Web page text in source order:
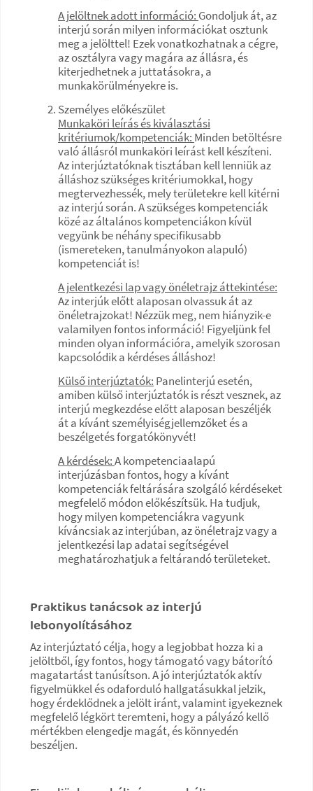
A jelöltnek adott információ: Gondoljuk át, az
interjú során milyen információkat osztunk
meg a jelölttel! Ezek vonatkozhatnak a cégre,
az osztályra vagy magára az állásra, és
kiterjedhetnek a juttatásokra, a
munkakörülményekre is.
Személyes előkészület
Munkaköri leírás és kiválasztási
kritériumok/kompetenciák: Minden betöltésre
való állásról munkaköri leírást kell készíteni.
Az interjúztatóknak tisztában kell lenniük az
álláshoz szükséges kritériumokkal, hogy
megtervezhessék, mely területekre kell kitérni
az interjú során. A szükséges kompetenciák
közé az általános kompetenciákon kívül
vegyünk be néhány specifikusabb
(ismereteken, tanulmányokon alapuló)
kompetenciát is!
A jelentkezési lap vagy önéletrajz áttekintése:
Az interjúk előtt alaposan olvassuk át az
önéletrajzokat! Nézzük meg, nem hiányzik-e
valamilyen fontos információ! Figyeljünk fel
minden olyan információra, amelyik szorosan
kapcsolódik a kérdéses álláshoz!
Külső interjúztatók: Panelinterjú esetén,
amiben külső interjúztatók is részt vesznek, az
interjú megkezdése előtt alaposan beszéljék
át a kívánt személyiségjellemzőket és a
beszélgetés forgatókönyvét!
A kérdések:A kompetenciaalapú
interjúzásban fontos, hogy a kívánt
kompetenciák feltárására szolgáló kérdéseket
megfelelő módon előkészítsük. Ha tudjuk,
hogy milyen kompetenciákra vagyunk
kíváncsiak az interjúban, az önéletrajz vagy a
jelentkezési lap adatai segítségével
meghatározhatjuk a feltárandó területeket.
Praktikus tanácsok az interjú
lebonyolításához
Az interjúztató célja, hogy a legjobbat hozza ki a
jelöltből, így fontos, hogy támogató vagy bátorító
magatartást tanúsítson. A jó interjúztatók aktív
figyelmükkel és odaforduló hallgatásukkal jelzik,
hogy érdeklődnek a jelölt iránt, valamint igyekeznek
megfelelő légkört teremteni, hogy a pályázó kellő
mértékben elengedje magát, és könnyedén
beszéljen.